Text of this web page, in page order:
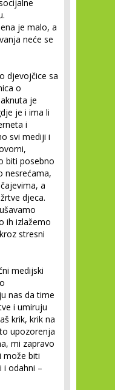
je malo, a
neće se
djevojčice sa
o
je
je i ima li
i
svi mediji i
biti posebno
nesrećama,
a
djeca.
ih izlažemo
stresni
medijski
nas da time
i umiruju
krik, krik na
upozorenja
mi zapravo
može biti
i odahni –